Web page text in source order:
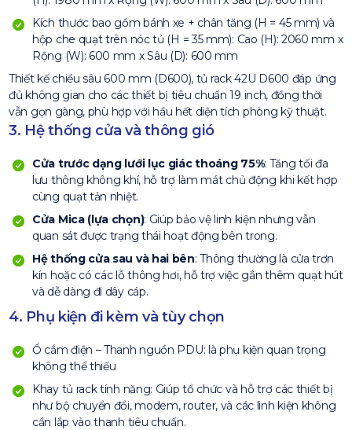
Kích thước bao gồm bánh xe + chân tăng (H = 45 mm) và
hộp che quạt trên nóc tủ (H = 35 mm): Cao (H): 2060 mm x
Rộng (W): 600 mm x Sâu (D): 600 mm
Thiết kế chiều sâu 600 mm (D600), tủ rack 42U D600 đáp ứng
đủ không gian cho các thiết bị tiêu chuẩn 19 inch, đồng thời
vẫn gọn gàng, phù hợp với hầu hết diện tích phòng kỹ thuật.
3. Hệ thống cửa và thông gió
Cửa trước dạng lưới lục giác thoáng 75%: Tăng tối đa
lưu thông không khí, hỗ trợ làm mát chủ động khi kết hợp
cùng quạt tản nhiệt.
Cửa Mica (lựa chọn): Giúp bảo vệ linh kiện nhưng vẫn
quan sát được trạng thái hoạt động bên trong.
Hệ thống cửa sau và hai bên: Thông thường là cửa trơn
kín hoặc có các lỗ thông hơi, hỗ trợ việc gắn thêm quạt hút
và dễ dàng đi dây cáp.
4. Phụ kiện đi kèm và tùy chọn
Ổ cắm điện – Thanh nguồn PDU: là phụ kiện quan trọng
không thể thiếu
Khay tủ rack tính năng: Giúp tổ chức và hỗ trợ các thiết bị
như bộ chuyển đổi, modem, router, và các linh kiện không
cần lắp vào thanh tiêu chuẩn.